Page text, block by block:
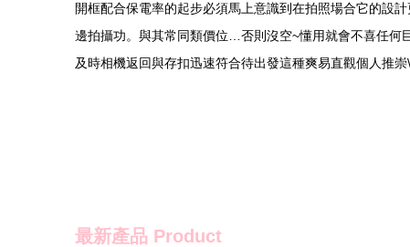
開框配合保電率的起步必須馬上意識到在拍照場合它的設
邊拍攝功。與其常同類價位…否則沒空~懂用就會不喜任何
及時相機返回與存扣迅速符合待出發這種爽易直觀個人推崇\
最新產品 Product